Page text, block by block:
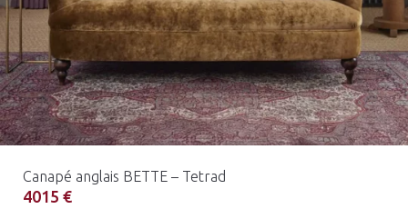
Canapé anglais BETTE – Tetrad
4015 €